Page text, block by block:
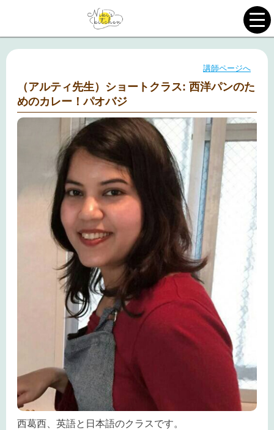
講師ページへ
（アルティ先生）ショートクラス: 西洋パンのた
めのカレー！パオバジ
西葛西、英語と日本語のクラスです。